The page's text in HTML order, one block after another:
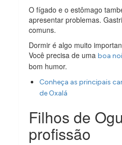
O fígado e o estômago
apresentar problemas.
comuns.
Dormir é algo muito
Você precisa de umaboa
bom humor.
Conheça as principais
de Oxalá
Filhos de
profissão